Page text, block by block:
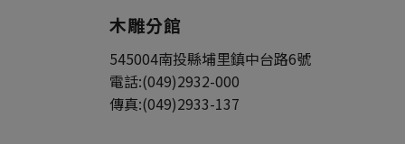
木雕分館
545004南投縣埔里鎮中台路6號
電話:(049)2932-000
傳真:(049)2933-137